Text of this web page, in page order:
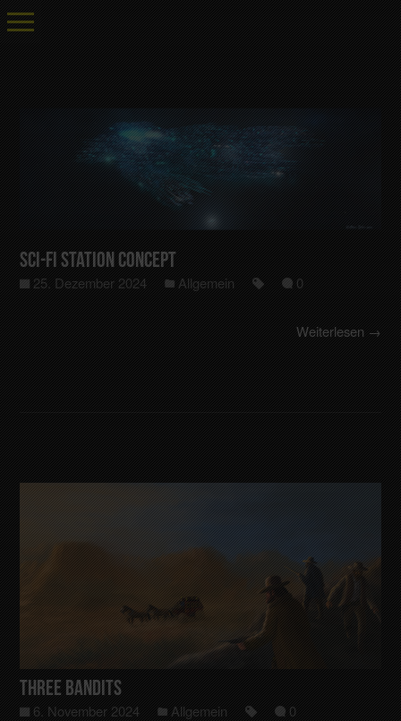
Sci-Fi Station Concept
25. Dezember 2024 Allgemein 0
Weiterlesen →
Three Bandits
6. November 2024 Allgemein 0